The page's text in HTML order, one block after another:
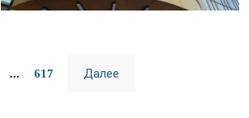
... 617 Далее